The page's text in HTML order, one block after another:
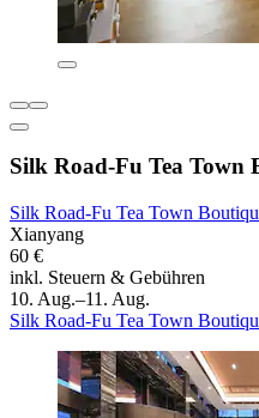
Silk Road-Fu Tea Town
Silk Road-Fu Tea Town
Xianyang
60 €
inkl. Steuern & Gebühren
10. Aug.–11. Aug.
Silk Road-Fu Tea Town